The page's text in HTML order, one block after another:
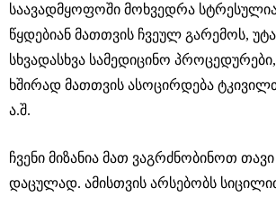
საავადმყოფოში მოხვედრა
წყდებიან მათთვის ჩვეულ გარემოს,
სხვადასხვა სამედიცინო
ხშირად მათთვის ასოცირდება
ა.შ.
ჩვენი მიზანია მათ ვაგრძნობინოთ
დაცულად. ამისთვის არსებობს